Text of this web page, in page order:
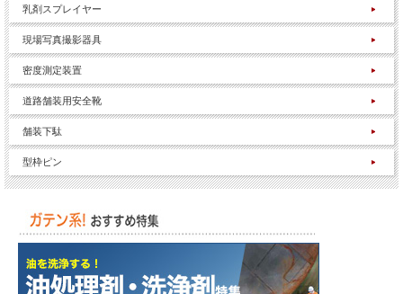
乳剤スプレイヤー
現場写真撮影器具
密度測定装置
道路舗装用安全靴
舗装下駄
型枠ピン